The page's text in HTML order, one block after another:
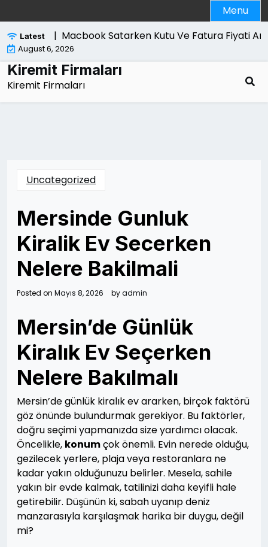
to
content
Menu
Latest
Nelerdir | Macbook Satarken Kutu Ve Fatura Fiyati
August 6, 2026
Kiremit Firmaları
Kiremit Firmaları
Uncategorized
Mersinde Gunluk
Kiralik Ev Secerken
Nelere Bakilmali
Posted on Mayıs 8, 2026 byadmin
Mersin’de Günlük
Kiralık Ev Seçerken
Nelere Bakılmalı
Mersin’de günlük kiralık ev ararken, birçok faktörü
göz önünde bulundurmak gerekiyor. Bu faktörler,
doğru seçimi yapmanızda size yardımcı olacak.
Öncelikle, konumçok önemli. Evin nerede olduğu,
gezilecek yerlere, plaja veya restoranlara ne
kadar yakın olduğunuzu belirler. Mesela, sahile
yakın bir evde kalmak, tatilinizi daha keyifli hale
getirebilir. Düşünün ki, sabah uyanıp deniz
manzarasıyla karşılaşmak harika bir duygu, değil
mi?